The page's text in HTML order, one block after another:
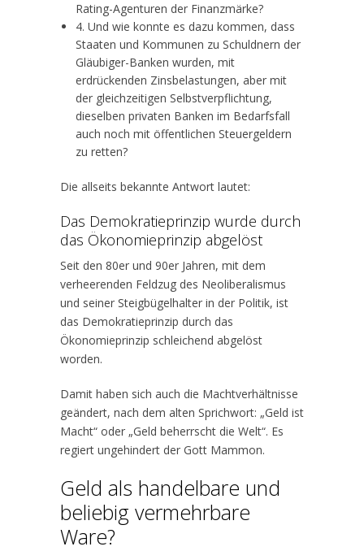
Rating-Agenturen der Finanzmärke?
4. Und wie konnte es dazu kommen, dass
Staaten und Kommunen zu Schuldnern der
Gläubiger-Banken wurden, mit
erdrückenden Zinsbelastungen, aber mit
der gleichzeitigen Selbstverpflichtung,
dieselben privaten Banken im Bedarfsfall
auch noch mit öffentlichen Steuergeldern
zu retten?
Die allseits bekannte Antwort lautet:
Das Demokratieprinzip wurde durch
das Ökonomieprinzip abgelöst
Seit den 80er und 90er Jahren, mit dem
verheerenden Feldzug des Neoliberalismus
und seiner Steigbügelhalter in der Politik, ist
das Demokratieprinzip durch das
Ökonomieprinzip schleichend abgelöst
worden.
Damit haben sich auch die Machtverhältnisse
geändert, nach dem alten Sprichwort: „Geld ist
Macht“ oder „Geld beherrscht die Welt“. Es
regiert ungehindert der Gott Mammon.
Geld als handelbare und
beliebig vermehrbare
Ware?